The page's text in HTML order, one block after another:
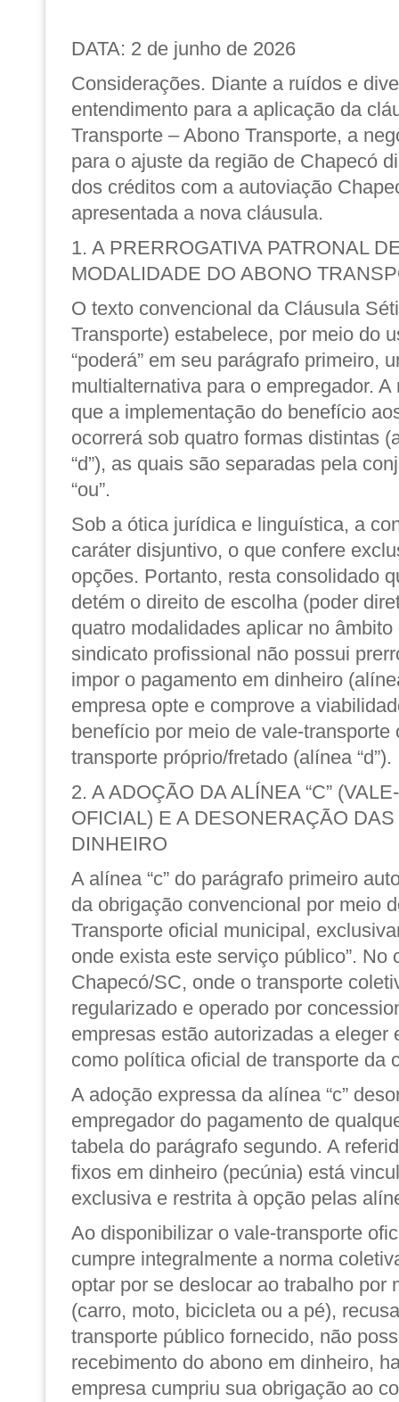
DATA: 2 de junho de 2026
Considerações. Diante a ruídos e
entendimento para a aplicação da
Transporte – Abono Transporte, a
para o ajuste da região de Chapecó
dos créditos com a autoviação
apresentada a nova cláusula.
1. A PRERROGATIVA PATRONAL
MODALIDADE DO ABONO
O texto convencional da Cláusula
Transporte) estabelece, por meio do
“poderá” em seu parágrafo primeiro,
multialternativa para o empregador.
que a implementação do benefício
ocorrerá sob quatro formas distintas
“d”), as quais são separadas pela
“ou”.
Sob a ótica jurídica e linguística, a
caráter disjuntivo, o que confere
opções. Portanto, resta consolidado
detém o direito de escolha (poder
quatro modalidades aplicar no
sindicato profissional não possui
impor o pagamento em dinheiro
empresa opte e comprove a
benefício por meio de vale-transporte
transporte próprio/fretado (alínea “d”).
2. A ADOÇÃO DA ALÍNEA “C”
OFICIAL) E A DESONERAÇÃO
DINHEIRO
A alínea “c” do parágrafo primeiro
da obrigação convencional por meio
Transporte oficial municipal,
onde exista este serviço público”. No
Chapecó/SC, onde o transporte
regularizado e operado por
empresas estão autorizadas a eleger
como política oficial de transporte da
A adoção expressa da alínea “c”
empregador do pagamento de
tabela do parágrafo segundo. A
fixos em dinheiro (pecúnia) está
exclusiva e restrita à opção pelas
Ao disponibilizar o vale-transporte
cumpre integralmente a norma
optar por se deslocar ao trabalho por
(carro, moto, bicicleta ou a pé),
transporte público fornecido, não
recebimento do abono em dinheiro,
empresa cumpriu sua obrigação ao